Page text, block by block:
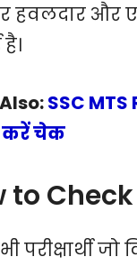
हवलदार और
SSC
करें चेक
to
परीक्षार्थी